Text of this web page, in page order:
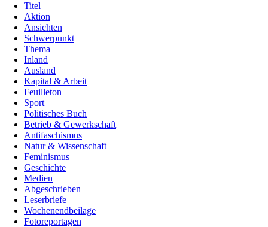
Titel
Aktion
Ansichten
Schwerpunkt
Thema
Inland
Ausland
Kapital & Arbeit
Feuilleton
Sport
Politisches Buch
Betrieb & Gewerkschaft
Antifaschismus
Natur & Wissenschaft
Feminismus
Geschichte
Medien
Abgeschrieben
Leserbriefe
Wochenendbeilage
Fotoreportagen